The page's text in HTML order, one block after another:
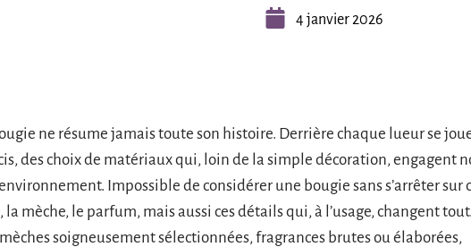
4 janvier 2026
ne résume jamais toute son histoire. Derrière chaque lueur se
des choix de matériaux qui, loin de la simple décoration, engagent
Impossible de considérer une bougie sans s’arrêter sur
la mèche, le parfum, mais aussi ces détails qui, à l’usage, changent
soigneusement sélectionnées, fragrances brutes ou élaborées,